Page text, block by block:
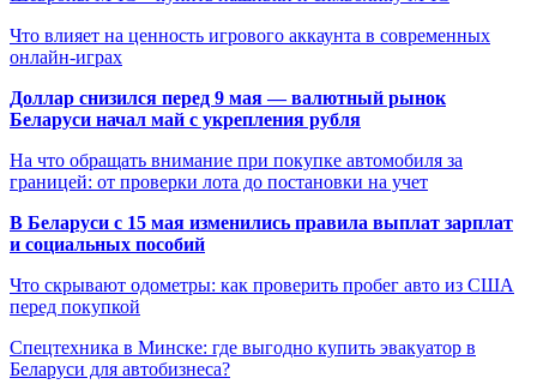
Что влияет на ценность игрового аккаунта в современных
онлайн-играх
Доллар снизился перед 9 мая — валютный рынок
Беларуси начал май с укрепления рубля
На что обращать внимание при покупке автомобиля за
границей: от проверки лота до постановки на учет
В Беларуси с 15 мая изменились правила выплат зарплат
и социальных пособий
Что скрывают одометры: как проверить пробег авто из США
перед покупкой
Спецтехника в Минске: где выгодно купить эвакуатор в
Беларуси для автобизнеса?